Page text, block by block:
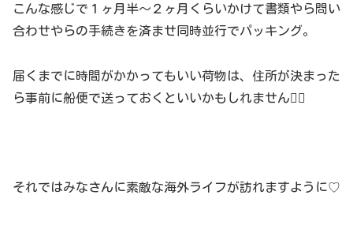
こんな感じで１ヶ月半〜２ヶ月くらいかけて書類やら問い
合わせやらの手続きを済ませ同時並行でパッキング。
届くまでに時間がかかってもいい荷物は、住所が決まった
ら事前に船便で送っておくといいかもしれません🙋‍♀️
それではみなさんに素敵な海外ライフが訪れますように♡